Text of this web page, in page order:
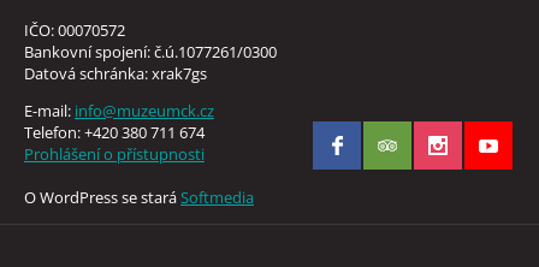
IČO: 00070572
Bankovní spojení: č.ú.1077261/0300
Datová schránka: xrak7gs
E-mail: info@muzeumck.cz
Telefon: +420 380 711 674
Prohlášení o přístupnosti
O WordPress se staráSoftmedia